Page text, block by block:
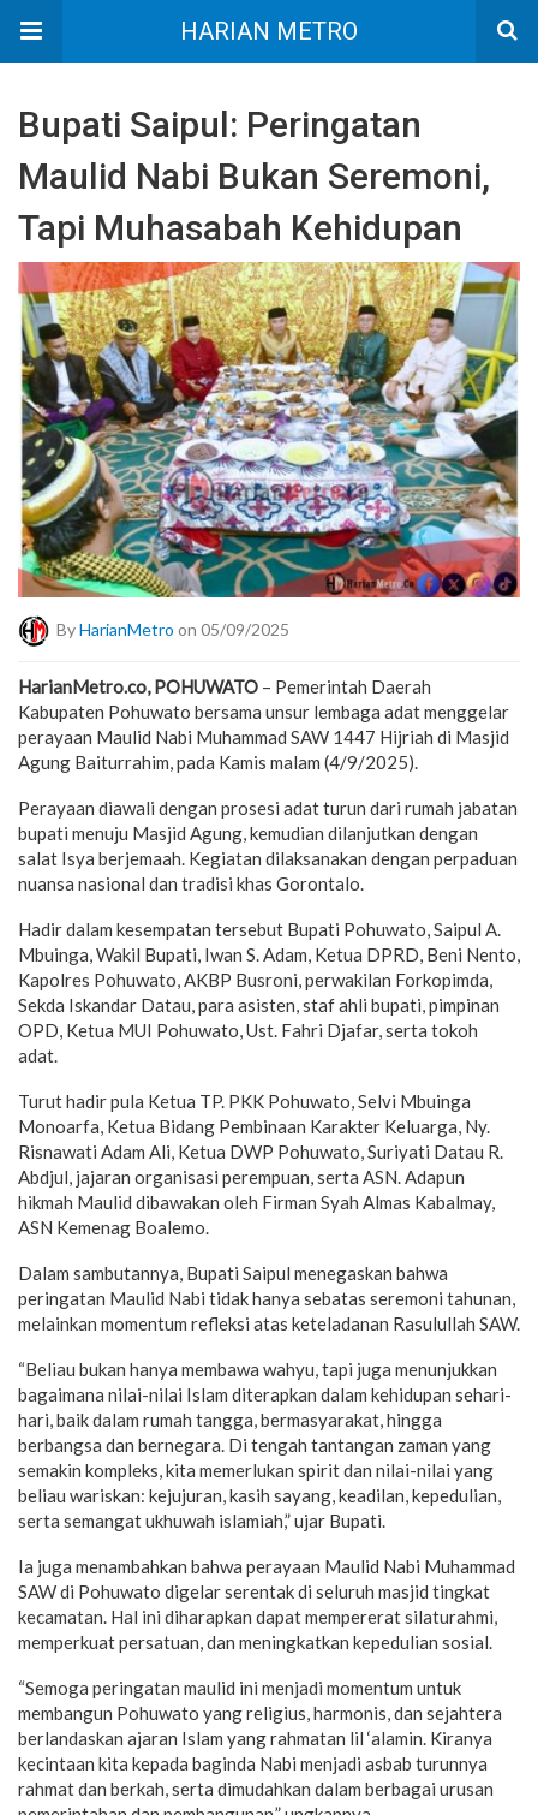
HARIAN METRO
Bupati Saipul: Peringatan
Maulid Nabi Bukan Seremoni,
Tapi Muhasabah Kehidupan
ByHarianMetro on 05/09/2025
HarianMetro.co, POHUWATO – Pemerintah Daerah
Kabupaten Pohuwato bersama unsur lembaga adat menggelar
perayaan Maulid Nabi Muhammad SAW 1447 Hijriah di Masjid
Agung Baiturrahim, pada Kamis malam (4/9/2025).
Perayaan diawali dengan prosesi adat turun dari rumah jabatan
bupati menuju Masjid Agung, kemudian dilanjutkan dengan
salat Isya berjemaah. Kegiatan dilaksanakan dengan perpaduan
nuansa nasional dan tradisi khas Gorontalo.
Hadir dalam kesempatan tersebut Bupati Pohuwato, Saipul A.
Mbuinga, Wakil Bupati, Iwan S. Adam, Ketua DPRD, Beni Nento,
Kapolres Pohuwato, AKBP Busroni, perwakilan Forkopimda,
Sekda Iskandar Datau, para asisten, staf ahli bupati, pimpinan
OPD, Ketua MUI Pohuwato, Ust. Fahri Djafar, serta tokoh
adat.
Turut hadir pula Ketua TP. PKK Pohuwato, Selvi Mbuinga
Monoarfa, Ketua Bidang Pembinaan Karakter Keluarga, Ny.
Risnawati Adam Ali, Ketua DWP Pohuwato, Suriyati Datau R.
Abdjul, jajaran organisasi perempuan, serta ASN. Adapun
hikmah Maulid dibawakan oleh Firman Syah Almas Kabalmay,
ASN Kemenag Boalemo.
Dalam sambutannya, Bupati Saipul menegaskan bahwa
peringatan Maulid Nabi tidak hanya sebatas seremoni tahunan,
melainkan momentum refleksi atas keteladanan Rasulullah SAW.
“Beliau bukan hanya membawa wahyu, tapi juga menunjukkan
bagaimana nilai-nilai Islam diterapkan dalam kehidupan sehari-
hari, baik dalam rumah tangga, bermasyarakat, hingga
berbangsa dan bernegara. Di tengah tantangan zaman yang
semakin kompleks, kita memerlukan spirit dan nilai-nilai yang
beliau wariskan: kejujuran, kasih sayang, keadilan, kepedulian,
serta semangat ukhuwah islamiah,” ujar Bupati.
Ia juga menambahkan bahwa perayaan Maulid Nabi Muhammad
SAW di Pohuwato digelar serentak di seluruh masjid tingkat
kecamatan. Hal ini diharapkan dapat mempererat silaturahmi,
memperkuat persatuan, dan meningkatkan kepedulian sosial.
“Semoga peringatan maulid ini menjadi momentum untuk
membangun Pohuwato yang religius, harmonis, dan sejahtera
berlandaskan ajaran Islam yang rahmatan lil ‘alamin. Kiranya
kecintaan kita kepada baginda Nabi menjadi asbab turunnya
rahmat dan berkah, serta dimudahkan dalam berbagai urusan